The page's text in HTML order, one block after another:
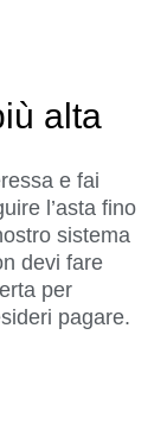
alta
e fai
l’asta fino
sistema
devi fare
per
pagare.